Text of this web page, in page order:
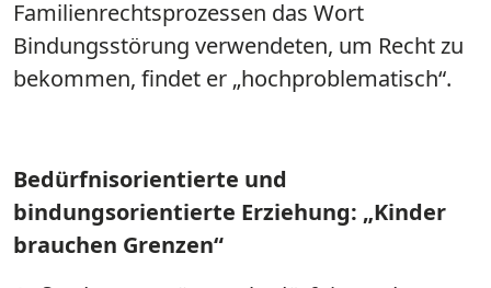
Familienrechtsprozessen das Wort
Bindungsstörung verwendeten, um Recht zu
bekommen, findet er „hochproblematisch“.
Bedürfnisorientierte und
bindungsorientierte Erziehung: „Kinder
brauchen Grenzen“